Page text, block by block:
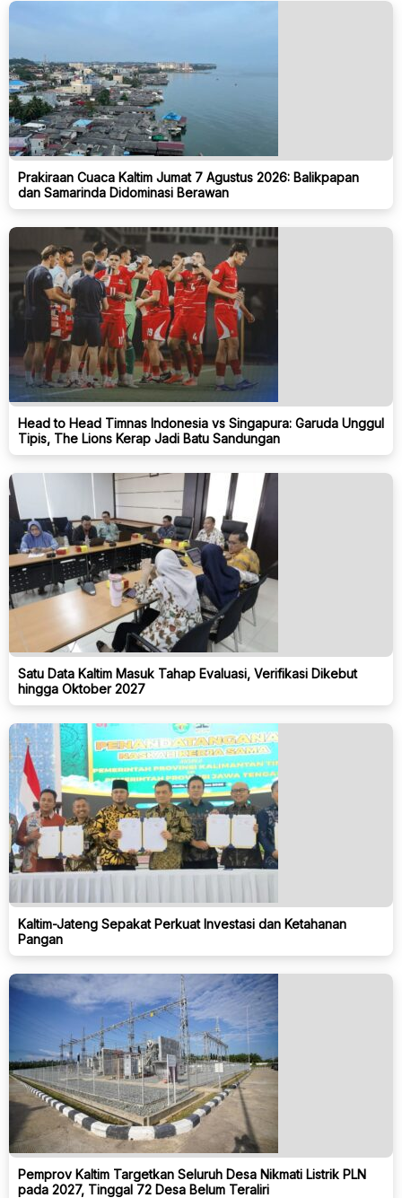
Prakiraan Cuaca Kaltim Jumat 7 Agustus 2026: Balikpapan
dan Samarinda Didominasi Berawan
Head to Head Timnas Indonesia vs Singapura: Garuda Unggul
Tipis, The Lions Kerap Jadi Batu Sandungan
Satu Data Kaltim Masuk Tahap Evaluasi, Verifikasi Dikebut
hingga Oktober 2027
Kaltim-Jateng Sepakat Perkuat Investasi dan Ketahanan
Pangan
Pemprov Kaltim Targetkan Seluruh Desa Nikmati Listrik PLN
pada 2027, Tinggal 72 Desa Belum Teraliri